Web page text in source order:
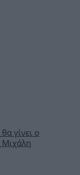
γίνει ο
Μιχάλη